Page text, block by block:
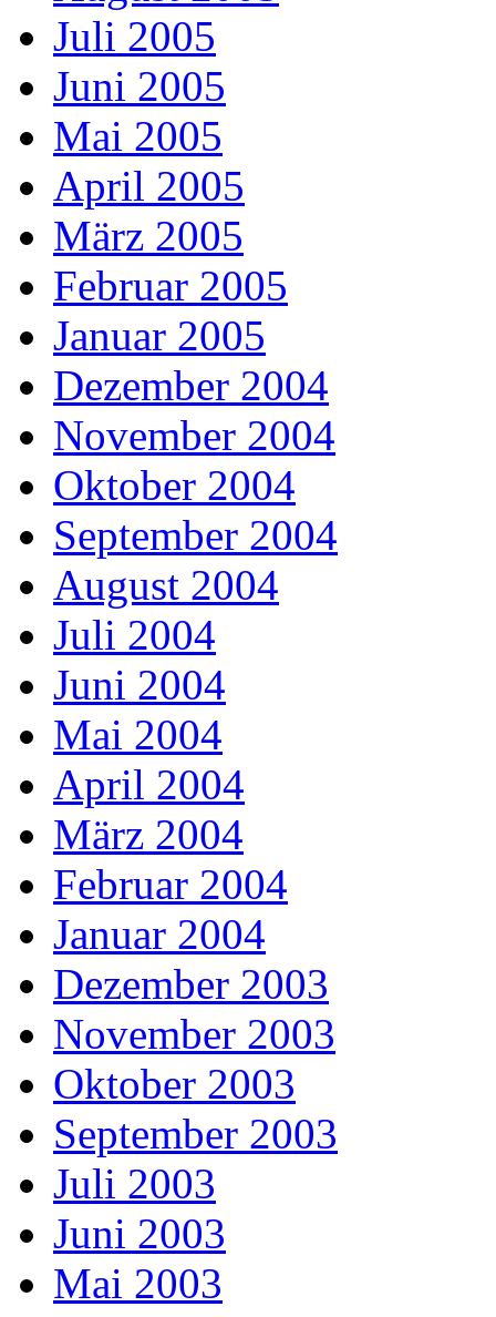
Juli 2005
Juni 2005
Mai 2005
April 2005
März 2005
Februar 2005
Januar 2005
Dezember 2004
November 2004
Oktober 2004
September 2004
August 2004
Juli 2004
Juni 2004
Mai 2004
April 2004
März 2004
Februar 2004
Januar 2004
Dezember 2003
November 2003
Oktober 2003
September 2003
Juli 2003
Juni 2003
Mai 2003